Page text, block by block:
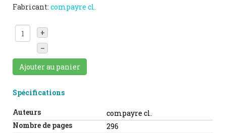
Fabricant: compayre cl.
+
–
Ajouter au panier
Spécifications
Auteurs
compayre cl.
Nombre de pages
296